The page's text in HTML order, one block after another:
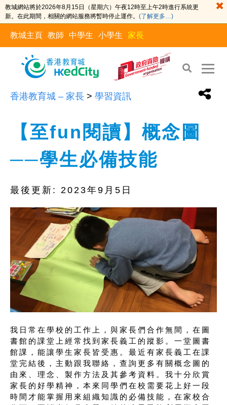
教城網站將於2026年8月15日（星期六）午夜12時至上午2時進行系統更
新。在此期間，相關的網站服務將暫時停止運作。 (了解更多…)
教城主頁 教師 中學生 小學生 家長
香港教育城 – 家長 > 學習資訊
【至fun閱讀】概念圖
──學生必備技能
最後更新: 2023年9月5日
我日常在學校的工作上，與家長們合作無間，在圖
書館的課堂上經常找到家長義工的蹤影。一堂圖書
館課，能讓學生家長皆受惠。最近有家長義工在課
堂完結後，主動跟我聯絡，查詢更多有關概念圖的
由來、理念、製作方法及其參考資料。我十分欣賞
家長的好學精神，本來同學們在校需要花上好一段
時間才能掌握用來組織知識的必備技能，在家校合